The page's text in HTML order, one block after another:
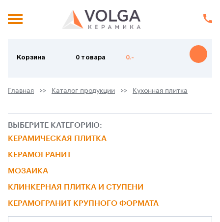
Корзина 0 товара 0.-
Главная Каталог продукции Кухонная плитка
ВЫБЕРИТЕ КАТЕГОРИЮ:
КЕРАМИЧЕСКАЯ ПЛИТКА
КЕРАМОГРАНИТ
МОЗАИКА
КЛИНКЕРНАЯ ПЛИТКА И СТУПЕНИ
КЕРАМОГРАНИТ КРУПНОГО ФОРМАТА